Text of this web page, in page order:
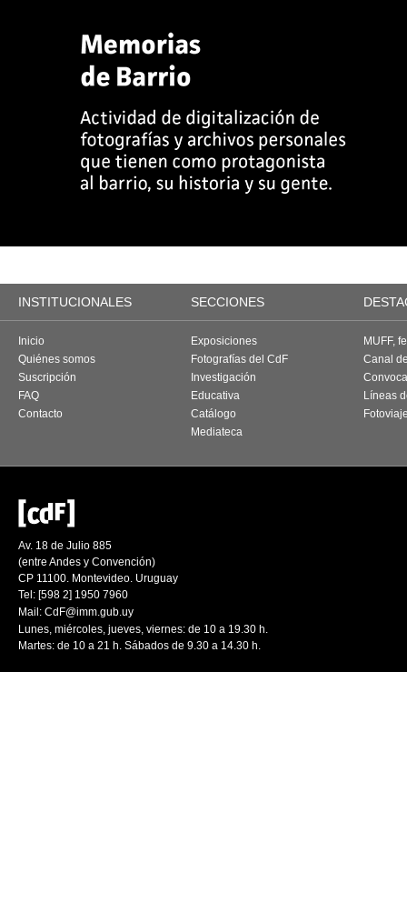
INSTITUCIONALES SECCIONES
Inicio
Quiénes somos
Suscripción
FAQ
Contacto
Exposiciones
Fotografías del CdF
Investigación
Educativa
Catálogo
Mediateca
MUFF,
Canal
Líneas
Av. 18 de Julio 885
(entre Andes y Convención)
CP 11100. Montevideo. Uruguay
Tel: [598 2] 1950 7960
Mail: CdF@imm.gub.uy
Lunes, miércoles, jueves, viernes: de 10 a 19.30 h.
Martes: de 10 a 21 h. Sábados de 9.30 a 14.30 h.